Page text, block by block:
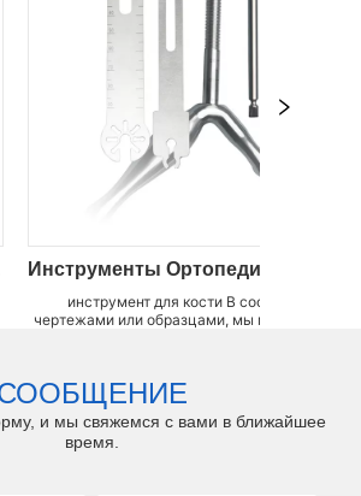
Инструменты Ортопедические сверла
для кости В соответствии с
мы можем настроить
3DX) профиль, сверх...
и мы свяжемся с вами в ближайшее
время.